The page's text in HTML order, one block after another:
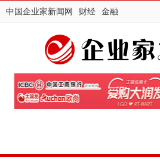
中国企业家新闻网 财经 金融